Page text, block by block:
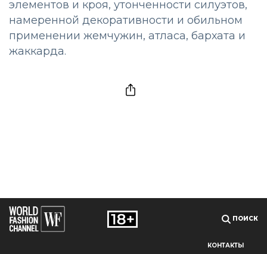
элементов и кроя, утонченности силуэтов,
намеренной декоративности и обильном
применении жемчужин, атласа, бархата и
жаккарда.
ПОИСК
КОНТАКТЫ